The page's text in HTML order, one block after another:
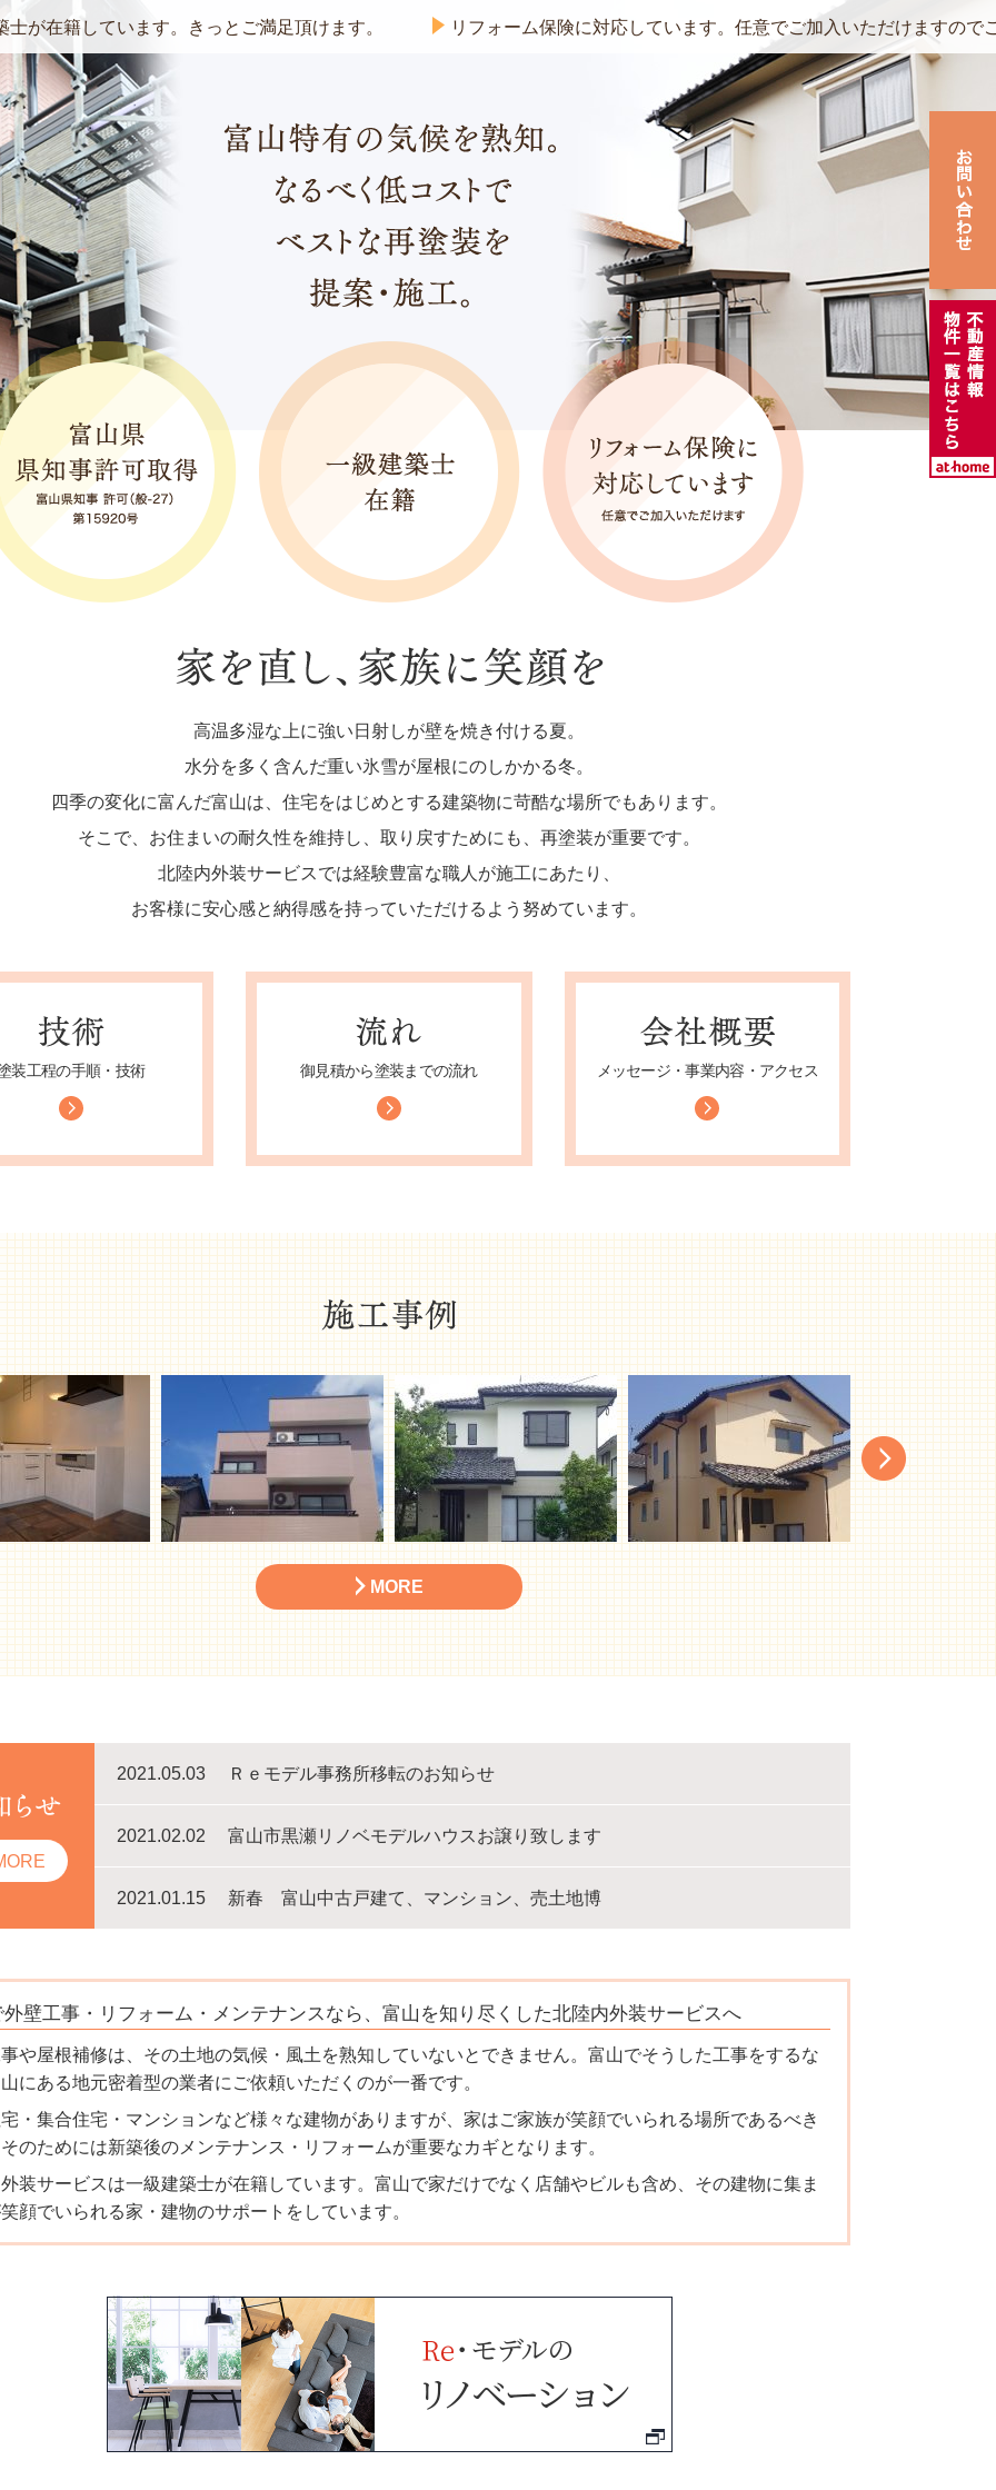
しています。きっとご満足頂けます。 リフォーム保険に対応しています。任意でご加入いただけますのでご相談く
高温多湿な上に強い日射しが壁を焼き付ける夏。
水分を多く含んだ重い氷雪が屋根にのしかかる冬。
四季の変化に富んだ富山は、住宅をはじめとする建築物に苛酷な場所でもあります。
そこで、お住まいの耐久性を維持し、取り戻すためにも、再塗装が重要です。
北陸内外装サービスでは経験豊富な職人が施工にあたり、
お客様に安心感と納得感を持っていただけるよう努めています。
装工程の手順・技術 御見積から塗装までの流れ メッセージ・事業内容・アクセス
MORE
2021.05.03 Ｒｅモデル事務所移転のお知らせ
2021.02.02 富山市黒瀬リノベモデルハウスお譲り致します
2021.01.15 新春 富山中古戸建て、マンション、売土地博
壁工事・リフォーム・メンテナンスなら、富山を知り尽くした北陸内外装サービスへ
や屋根補修は、その土地の気候・風土を熟知していないとできません。 富山でそうした工事をするな
にある地元密着型の業者にご依頼いただくのが一番です。
・ 集合住宅 ・ マンションなど様々な建物がありますが、家はご家族が笑顔でいられる場所であるべき
のためには新築後のメンテナンス・リフォームが重要なカギとなります。
装サービスは一級建築士が在籍しています。富山で家だけでなく店舗やビルも含め、その建物に集ま
顔でいられる家・建物のサポートをしています。